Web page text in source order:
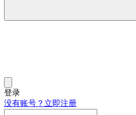
登录
没有账号？立即注册